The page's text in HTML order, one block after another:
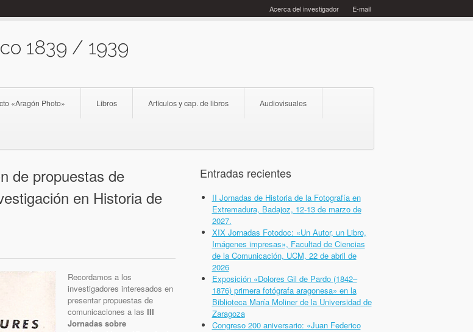
E-mail
Acerca del investigador
1839 / 1939
«Aragón Photo» Libros Artículos y cap. de libros Audiovisuales
de propuestas de
en Historia de
Recordamos a los
investigadores interesados en
presentar propuestas de
comunicaciones a las III
Jornadas sobre
Entradas recientes
II Jornadas de Historia de la Fotografía en
Extremadura, Badajoz, 12-13 de marzo de
2027.
XIX Jornadas Fotodoc: «Un Autor, un Libro,
Imágenes impresas», Facultad de Ciencias
de la Comunicación, UCM, 22 de abril de
2026
Exposición «Dolores Gil de Pardo (1842–
1876) primera fotógrafa aragonesa» en la
Biblioteca María Moliner de la Universidad de
Zaragoza
Congreso 200 aniversario: «Juan Federico